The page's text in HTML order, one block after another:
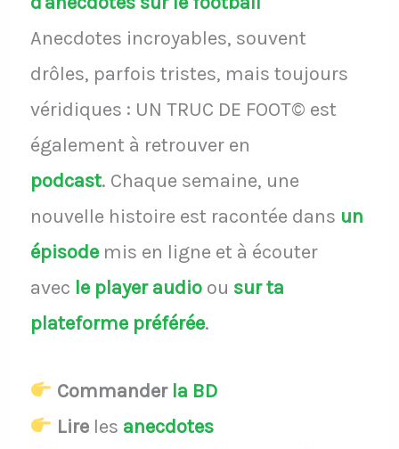
Anecdotes incroyables, souvent
drôles, parfois tristes, mais toujours
véridiques : UN TRUC DE FOOT© est
également à retrouver en
podcast. Chaque semaine, une
nouvelle histoire est racontée dans un
épisodemis en ligne et à écouter
avec le player audio ou sur ta
plateforme préférée.
Commander la BD
Lireles anecdotes